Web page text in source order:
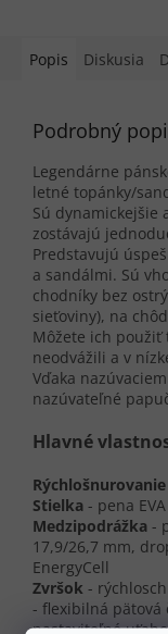
Popis Diskusia
Podrobný
Legendárne
letné topánky/
Sú dynamickejšie
zostávajú
Predstavujú
a sandálmi. Sú
chodníky bez
sieťoviny), na
Môžete ich použiť
neodvážili a v
Vďaka
nazúvateľné
Hlavné
Rýchlošnurovanie
Stielka - pena
Medzipodrážka -
17,9/26,7 mm,
EnergyCell
Zvršok -
- flexibilná pätová
nastaviteľné